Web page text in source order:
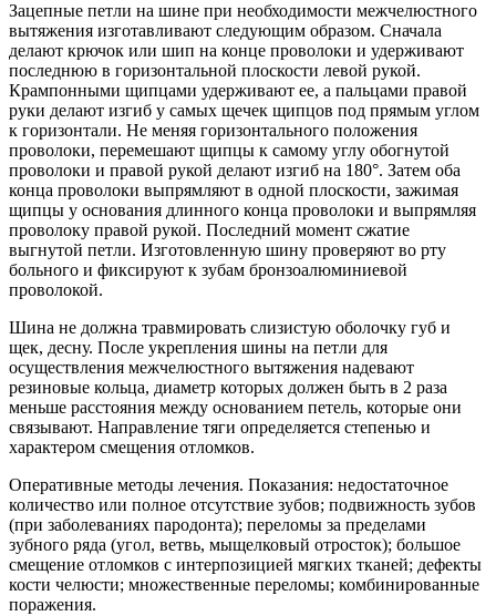
Зацепные петли на шине при необходимости межчелюстного
вытяжения изготавливают следующим образом. Сначала
делают крючок или шип на конце проволоки и удерживают
последнюю в горизонтальной плоскости левой рукой.
Крампонными щипцами удерживают ее, а пальцами правой
руки делают изгиб у самых щечек щипцов под прямым углом
к горизонтали. Не меняя горизонтального положения
проволоки, перемешают щипцы к самому углу обогнутой
проволоки и правой рукой делают изгиб на 180°. Затем оба
конца проволоки выпрямляют в одной плоскости, зажимая
щипцы у основания длинного конца проволоки и выпрямляя
проволоку правой рукой. Последний момент сжатие
выгнутой петли. Изготовленную шину проверяют во рту
больного и фиксируют к зубам бронзоалюминиевой
проволокой.
Шина не должна травмировать слизистую оболочку губ и
щек, десну. После укрепления шины на петли для
осуществления межчелюстного вытяжения надевают
резиновые кольца, диаметр которых должен быть в 2 раза
меньше расстояния между основанием петель, которые они
связывают. Направление тяги определяется степенью и
характером смещения отломков.
Оперативные методы лечения. Показания: недостаточное
количество или полное отсутствие зубов; подвижность зубов
(при заболеваниях пародонта); переломы за пределами
зубного ряда (угол, ветвь, мыщелковый отросток); большое
смещение отломков с интерпозицией мягких тканей; дефекты
кости челюсти; множественные переломы; комбинированные
поражения.